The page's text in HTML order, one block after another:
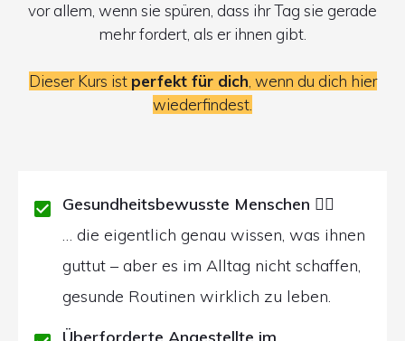
vor allem, wenn sie spüren, dass ihr Tag sie gerade
mehr fordert, als er ihnen gibt.
Dieser Kurs ist perfekt für dich, wenn du dich hier
wiederfindest.
Gesundheitsbewusste Menschen 🧘‍♀️
… die eigentlich genau wissen, was ihnen
guttut – aber es im Alltag nicht schaffen,
gesunde Routinen wirklich zu leben.